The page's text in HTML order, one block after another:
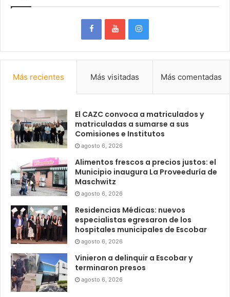
Más recientes Más visitadas Más comentadas
El CAZC convoca a matriculados y
matriculadas a sumarse a sus
Comisiones e Institutos
agosto 6, 2026
Alimentos frescos a precios justos: el
Municipio inaugura La Proveeduría de
Maschwitz
agosto 6, 2026
Residencias Médicas: nuevos
especialistas egresaron de los
hospitales municipales de Escobar
agosto 6, 2026
Vinieron a delinquir a Escobar y
terminaron presos
agosto 6, 2026